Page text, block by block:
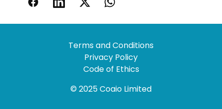
Terms and Conditions
Privacy Policy
Code of Ethics
© 2025 Coaio Limited